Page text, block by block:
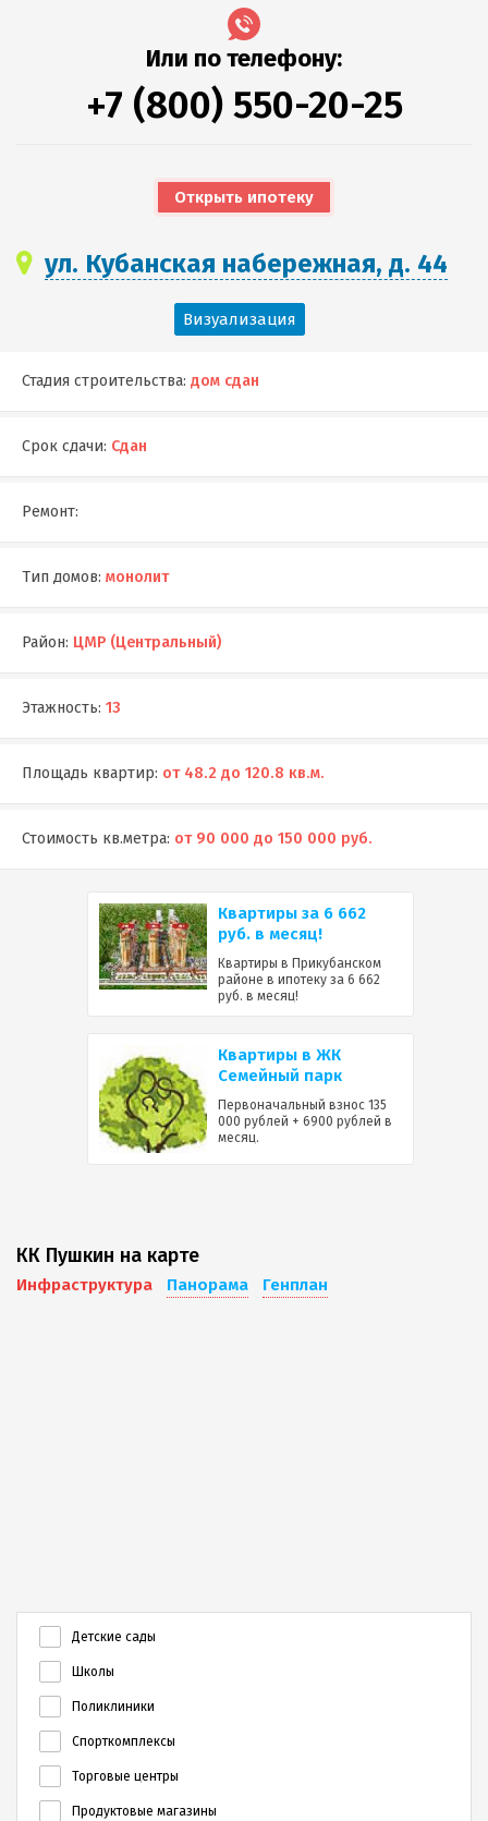
Или по телефону:
+7 (800) 550-20-25
Открыть ипотеку
ул. Кубанская набережная, д. 44
Визуализация
Стадия строительства: дом сдан
Срок сдачи: Сдан
Ремонт:
Тип домов: монолит
Район: ЦМР (Центральный)
Этажность: 13
Площадь квартир: от 48.2 до 120.8 кв.м.
Стоимость кв.метра: от 90 000 до 150 000 руб.
Квартиры за 6 662
руб. в месяц!
Квартиры в Прикубанском
районе в ипотеку за 6 662
руб. в месяц!
Квартиры в ЖК
Семейный парк
Первоначальный взнос 135
000 рублей + 6900 рублей в
месяц.
КК Пушкин на карте
Инфраструктура Панорама Генплан
Детские сады
Школы
Поликлиники
Спорткомплексы
Торговые центры
Продуктовые магазины